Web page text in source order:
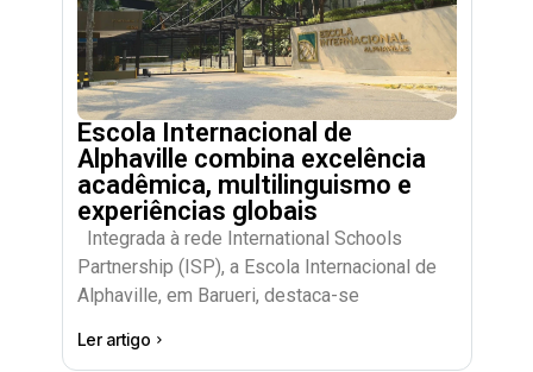
Escola Internacional de
Alphaville combina excelência
acadêmica, multilinguismo e
experiências globais
Integrada à rede International Schools
Partnership (ISP), a Escola Internacional de
Alphaville, em Barueri, destaca-se
Ler artigo